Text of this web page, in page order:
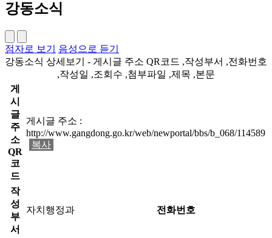
강동소식
점자로 보기
음성으로 듣기
강동소식 상세보기 - 게시글 주소 QR코드 ,작성부서 ,전화번호
,작성일 ,조회수 ,첨부파일 ,제목 ,본문
게
시
글
주
소
QR
코
드
게시글 주소 :
http://www.gangdong.go.kr/web/newportal/bbs/b_068/114589
복사
작
성
부
서
자치행정과 전화번호